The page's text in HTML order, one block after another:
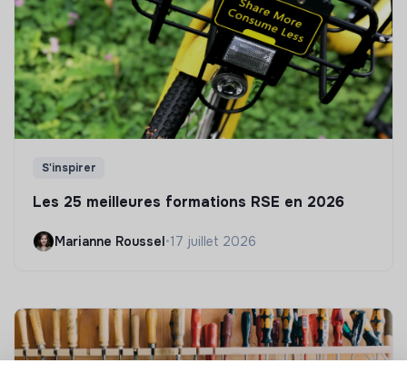
S'inspirer
Les 25 meilleures formations RSE en 2026
Marianne Roussel•17 juillet 2026